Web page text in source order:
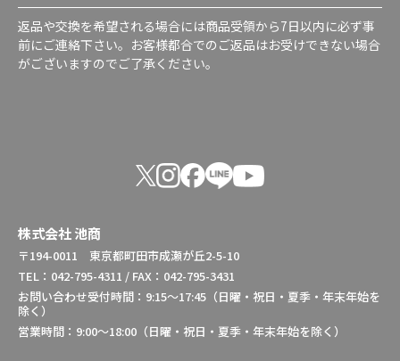
返品や交換を希望される場合には商品受領から7日以内に必ず事
前にご連絡下さい。お客様都合でのご返品はお受けできない場合
がございますのでご了承ください。
株式会社 池商
〒194-0011 東京都町田市成瀬が丘2-5-10
TEL：042-795-4311 / FAX：042-795-3431
お問い合わせ受付時間：9:15～17:45（日曜・祝日・夏季・年末年始を
除く）
営業時間：9:00～18:00（日曜・祝日・夏季・年末年始を除く）